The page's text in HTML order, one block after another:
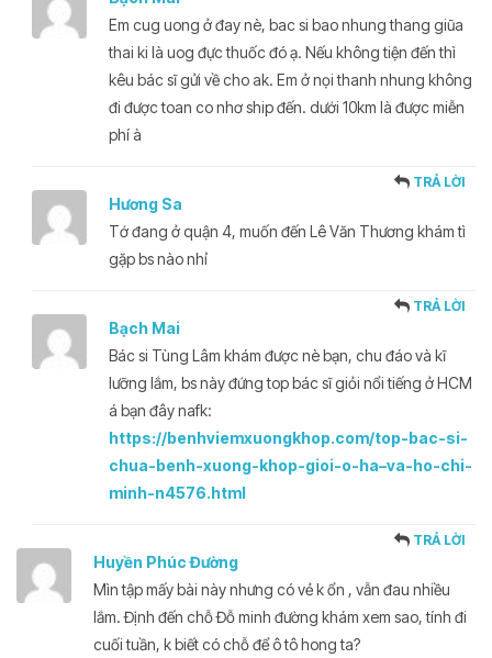
Em cug uong ở đay nè, bac si bao nhung thang giũa
thai ki là uog đực thuốc đó ạ. Nếu không tiện đến thì
kêu bác sĩ gửi về cho ak. Em ở nọi thanh nhung không
đi được toan co nhơ ship đến. dưới 10km là được miễn
phí à
Hương Sa
TRẢ LỜI
Tớ đang ở quận 4, muốn đến Lê Văn Thương khám tì
gặp bs nào nhỉ
Bạch Mai
TRẢ LỜI
Bác si Tùng Lâm khám được nè bạn, chu đáo và kĩ
lưỡng lắm, bs này đứng top bác sĩ giỏi nổi tiếng ở HCM
á bạn đây nafk:
https://benhviemxuongkhop.com/top-bac-si-
chua-benh-xuong-khop-gioi-o-ha–va-ho-chi-
minh-n4576.html
Huyền Phúc Đường
TRẢ LỜI
Mìn tập mấy bài này nhưng có vẻ k ổn , vẫn đau nhiều
lắm. Định đến chỗ Đỗ minh đường khám xem sao, tính đi
cuối tuần, k biết có chỗ để ô tô hong ta?